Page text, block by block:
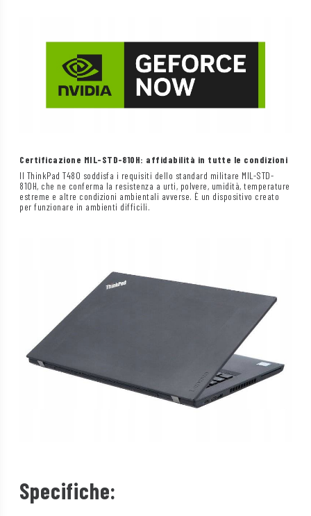
Certificazione MIL-STD-810H: affidabilità in tutte le condizioni
Il ThinkPad T480 soddisfa i requisiti dello standard militare MIL-STD-
810H, che ne conferma la resistenza a urti, polvere, umidità, temperature
estreme e altre condizioni ambientali avverse. È un dispositivo creato
per funzionare in ambienti difficili.
Specifiche: